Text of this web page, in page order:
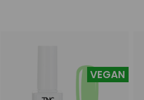
VEGAN